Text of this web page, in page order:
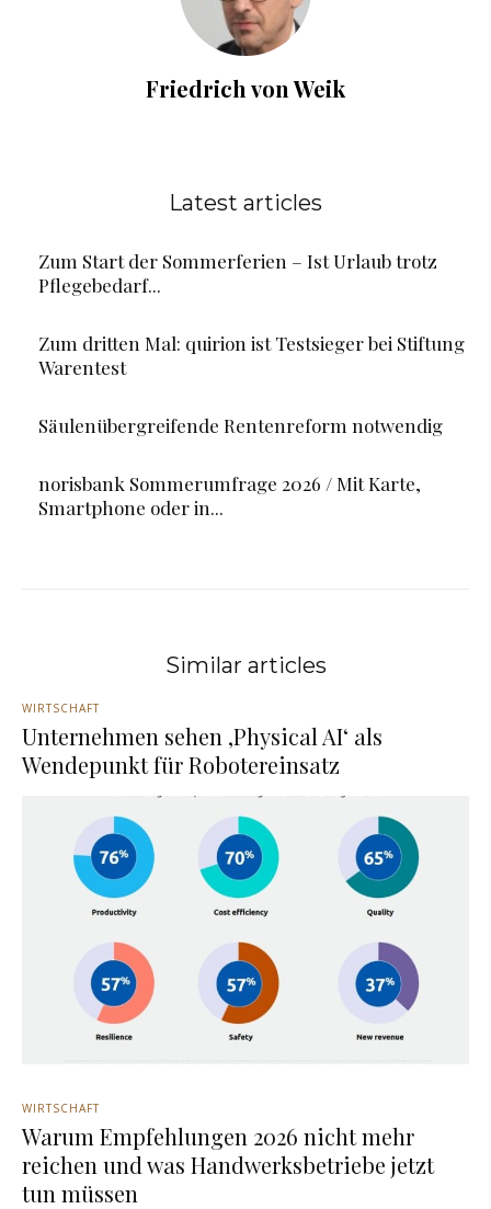
Friedrich von Weik
Latest articles
Zum Start der Sommerferien – Ist Urlaub trotz
Pflegebedarf...
Zum dritten Mal: quirion ist Testsieger bei Stiftung
Warentest
Säulenübergreifende Rentenreform notwendig
norisbank Sommerumfrage 2026 / Mit Karte,
Smartphone oder in...
Similar articles
WIRTSCHAFT
Unternehmen sehen ‚Physical AI‘ als
Wendepunkt für Robotereinsatz
WIRTSCHAFT
Warum Empfehlungen 2026 nicht mehr
reichen und was Handwerksbetriebe jetzt
tun müssen